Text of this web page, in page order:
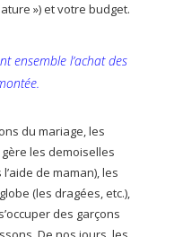
») et votre budget.
ensemble l’achat des
du mariage, les
les demoiselles
de maman), les
(les dragées, etc.),
des garçons